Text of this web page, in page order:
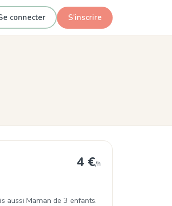
connecter S'inscrire
4 €/h
aussi Maman de 3 enfants.